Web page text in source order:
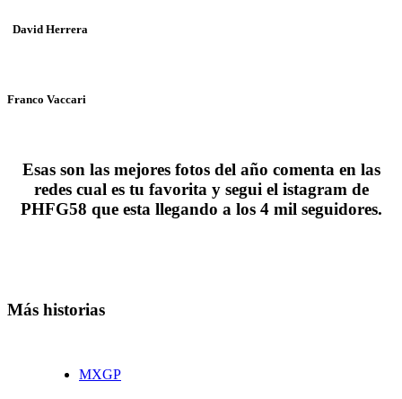
David Herrera
Franco Vaccari
Esas son las mejores fotos del año comenta en las
redes cual es tu favorita y segui el istagram de
PHFG58 que esta llegando a los 4 mil seguidores.
Más historias
MXGP